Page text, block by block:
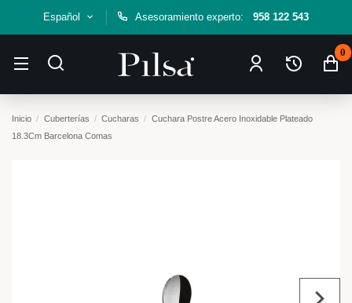
Español Asesoramiento experto: 958 122 543
0
Inicio Cuberterías Cucharas
Cuchara Postre Acero Inoxidable Plateado
18.3Cm Barcelona Comas